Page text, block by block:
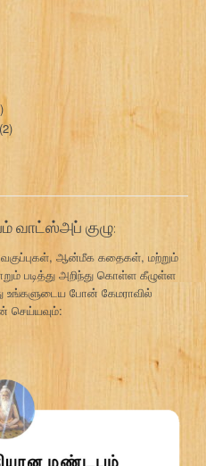
(2)
வாட்ஸ்அப் குழு:
வகுப்புகள், ஆன்மீக கதைகள், மற்றும்
படித்து அறிந்து கொள்ள கீழுள்ள
உங்களுடைய போன் கேமராவில்
செய்யவும்: